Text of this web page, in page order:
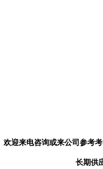
欢迎来电咨询或来公司参考
长期供